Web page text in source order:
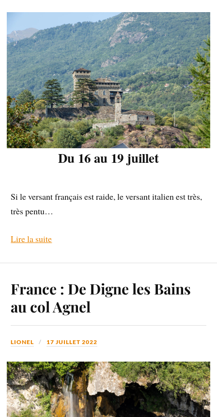
Du 16 au 19 juillet
Si le versant français est raide, le versant italien est très,
très pentu…
Lire la suite
France : De Digne les Bains
au col Agnel
LIONEL 17 JUILLET 2022